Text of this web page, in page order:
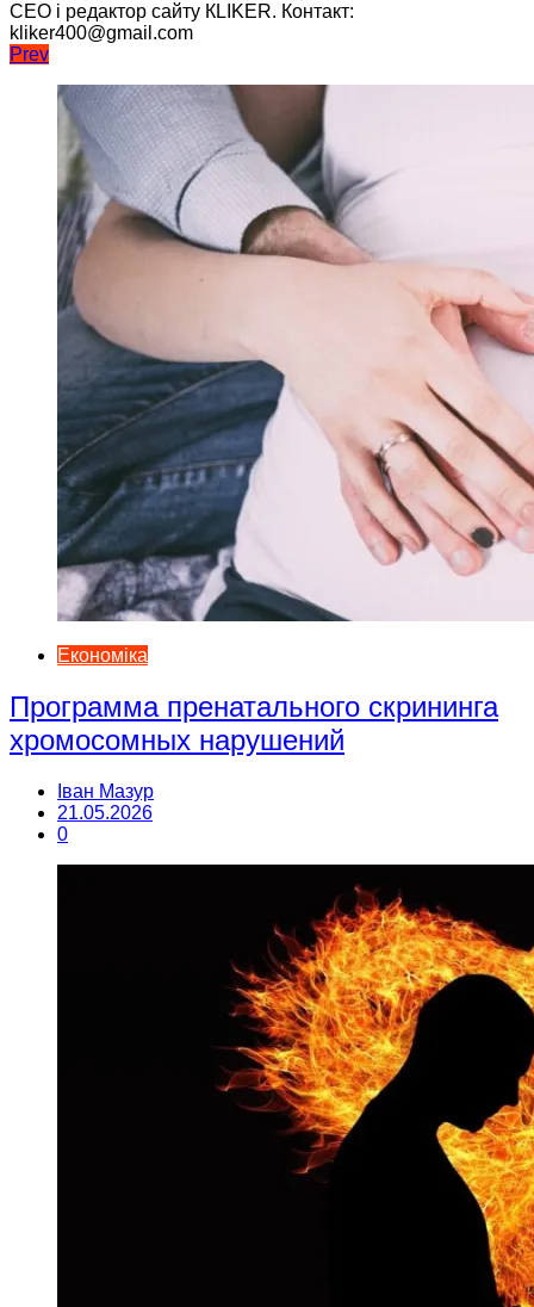
CEO і редактор сайту КLIKER. Контакт:
kliker400@gmail.com
Навігація
записів
Prev
Економіка
Программа пренатального скрининга
хромосомных нарушений
Іван Мазур
21.05.2026
0